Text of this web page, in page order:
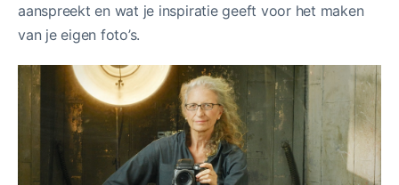
aanspreekt en wat je inspiratie geeft voor het maken
van je eigen foto’s.